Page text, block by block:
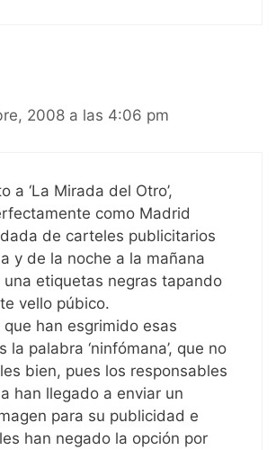
2008 a las 4:06 pm
a ‘La Mirada del Otro’,
como Madrid
de carteles publicitarios
y de la noche a la mañana
una etiquetas negras tapando
vello púbico.
que han esgrimido esas
la palabra ‘ninfómana’, que no
bien, pues los responsables
han llegado a enviar un
para su publicidad e
han negado la opción por